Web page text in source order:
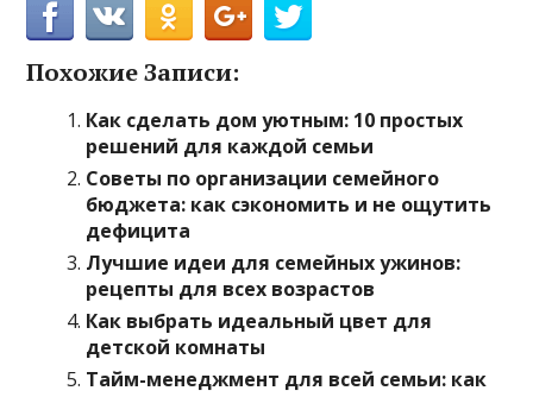
Похожие Записи:
Как сделать дом уютным: 10 простых
решений для каждой семьи
Советы по организации семейного
бюджета: как сэкономить и не ощутить
дефицита
Лучшие идеи для семейных ужинов:
рецепты для всех возрастов
Как выбрать идеальный цвет для
детской комнаты
Тайм-менеджмент для всей семьи: как